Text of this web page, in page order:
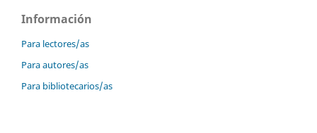
Información
Para lectores/as
Para autores/as
Para bibliotecarios/as